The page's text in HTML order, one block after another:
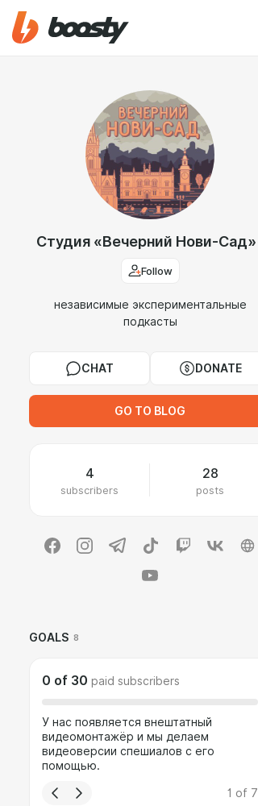
Студия «Вечерний Нови-Сад»
Follow
независимые экспериментальные
подкасты
CHAT DONATE
GO TO BLOG
4
subscribers
28
posts
GOALS 8
0 of 30 paid subscribers
У нас появляется внештатный
видеомонтажёр и мы делаем
видеоверсии спешиалов с его
помощью.
1 of 7